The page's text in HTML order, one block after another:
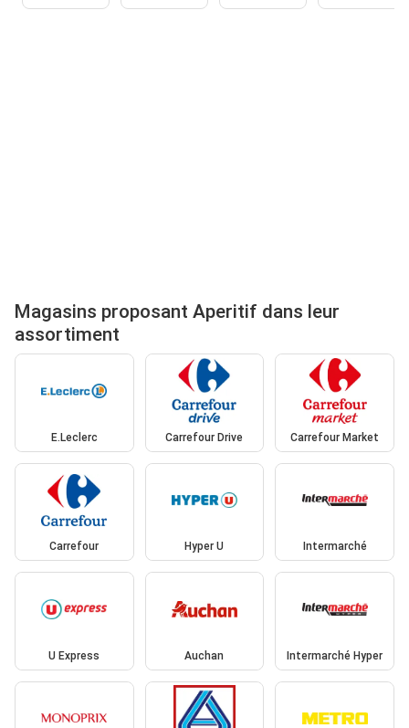
Magasins proposant Aperitif dans leur
assortiment
E.Leclerc Carrefour Drive Carrefour Market
Carrefour Hyper U Intermarché
U Express Auchan Intermarché Hyper